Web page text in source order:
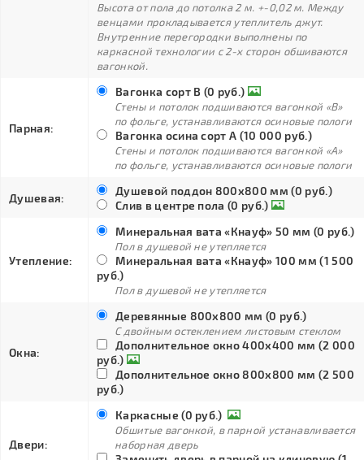
Высота от пола до потолка 2 м. +-0,02 м. Между
венцами прокладывается утеплитель джут.
Внутренние перегородки выполнены по
каркасной технологии с 2-х сторон обшиваются
вагонкой.
Парная:
Вагонка сорт В (0 руб.)
Стены и потолок подшиваются вагонкой «В»
по фольге, устанавливаются осиновые пологи
Вагонка осина сорт А (10 000 руб.)
Стены и потолок подшиваются вагонкой «А»
по фольге, устанавливаются осиновые пологи
Душевая:
Душевой поддон 800х800 мм (0 руб.)
Слив в центре пола (0 руб.)
Утепление:
Минеральная вата «Кнауф» 50 мм (0 руб.)
Пол в душевой не утепляется
Минеральная вата «Кнауф» 100 мм (1 500
руб.)
Пол в душевой не утепляется
Окна:
Деревянные 800х800 мм (0 руб.)
С двойным остеклением листовым стеклом
Дополнительное окно 400х400 мм (2 000
руб.)
Дополнительное окно 800х800 мм (2 500
руб.)
Двери:
Каркасные (0 руб.)
Обшитые вагонкой, в парной устанавливается
наборная дверь